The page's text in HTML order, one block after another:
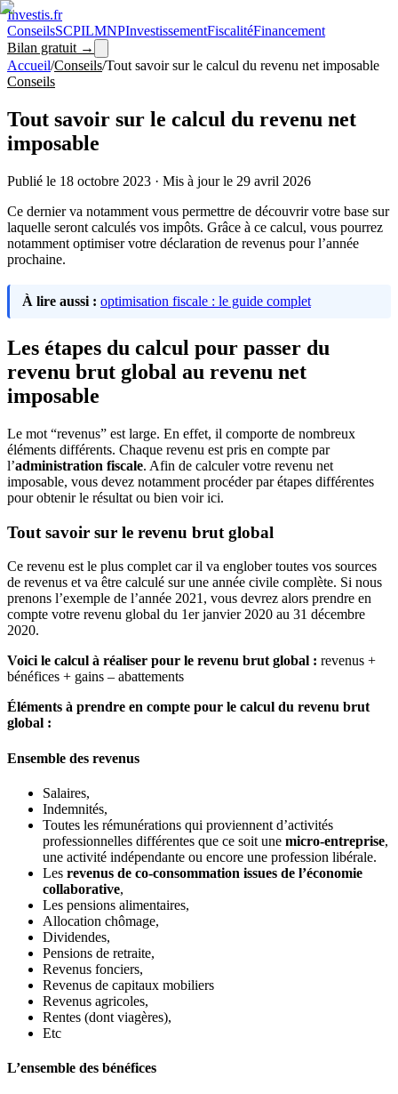
Investis.fr
ConseilsSCPILMNPInvestissementFiscalitéFinancement
Bilan gratuit →
Accueil/Conseils/Tout savoir sur le calcul du revenu net imposable
Conseils
Tout savoir sur le calcul du revenu net
imposable
Publié le 18 octobre 2023 · Mis à jour le 29 avril 2026
Ce dernier va notamment vous permettre de découvrir votre base sur
laquelle seront calculés vos impôts. Grâce à ce calcul, vous pourrez
notamment optimiser votre déclaration de revenus pour l’année
prochaine.
À lire aussi : optimisation fiscale : le guide complet
Les étapes du calcul pour passer du
revenu brut global au revenu net
imposable
Le mot “revenus” est large. En effet, il comporte de nombreux
éléments différents. Chaque revenu est pris en compte par
l’administration fiscale. Afin de calculer votre revenu net
imposable, vous devez notamment procéder par étapes différentes
pour obtenir le résultat ou bien voir ici.
Tout savoir sur le revenu brut global
Ce revenu est le plus complet car il va englober toutes vos sources
de revenus et va être calculé sur une année civile complète. Si nous
prenons l’exemple de l’année 2021, vous devrez alors prendre en
compte votre revenu global du 1er janvier 2020 au 31 décembre
2020.
Voici le calcul à réaliser pour le revenu brut global : revenus +
bénéfices + gains – abattements
Éléments à prendre en compte pour le calcul du revenu brut
global :
Ensemble des revenus
Salaires,
Indemnités,
Toutes les rémunérations qui proviennent d’activités
professionnelles différentes que ce soit une micro-entreprise,
une activité indépendante ou encore une profession libérale.
Les revenus de co-consommation issues de l’économie
collaborative,
Les pensions alimentaires,
Allocation chômage,
Dividendes,
Pensions de retraite,
Revenus fonciers,
Revenus de capitaux mobiliers
Revenus agricoles,
Rentes (dont viagères),
Etc
L’ensemble des bénéfices